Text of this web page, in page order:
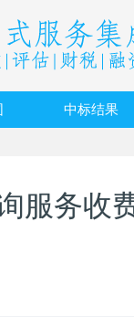
中标结果
服务收